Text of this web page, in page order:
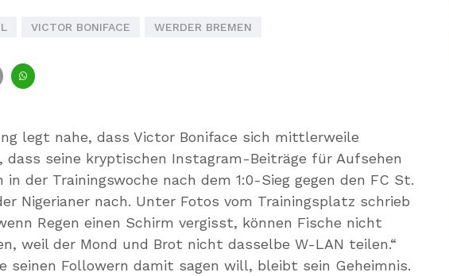
VICTOR BONIFACE WERDER BREMEN
legt nahe, dass Victor Boniface sich mittlerweile
seine kryptischen Instagram-Beiträge für Aufsehen
in der Trainingswoche nach dem 1:0-Sieg gegen den FC St.
Nigerianer nach. Unter Fotos vom Trainingsplatz schrieb
Regen einen Schirm vergisst, können Fische nicht
weil der Mond und Brot nicht dasselbe W-LAN teilen.“
seinen Followern damit sagen will, bleibt sein Geheimnis.